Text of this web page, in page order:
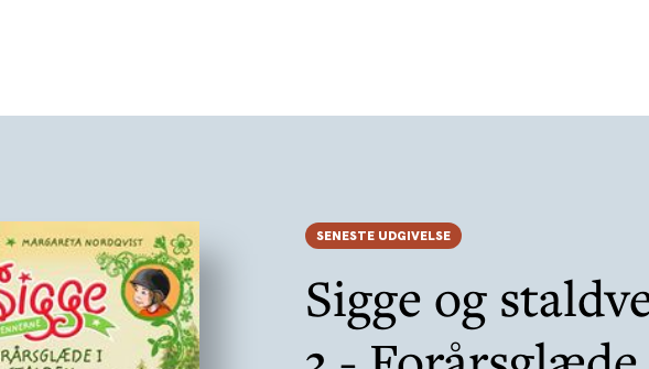
SENESTE UDGIVELSE
Sigge og